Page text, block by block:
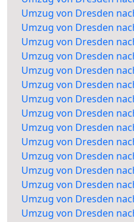
Umzug von Dresden
Umzug von Dresden
Umzug von Dresden
Umzug von Dresden
Umzug von Dresden
Umzug von Dresden
Umzug von Dresden
Umzug von Dresden
Umzug von Dresden
Umzug von Dresden
Umzug von Dresden
Umzug von Dresden
Umzug von Dresden
Umzug von Dresden
Umzug von Dresden